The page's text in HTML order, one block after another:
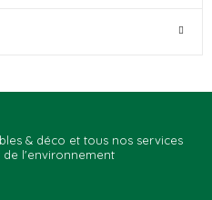
& déco et tous nos services
de l'environnement